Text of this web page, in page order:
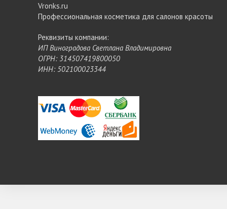
Vronks.ru
Профессиональная косметика для салонов красоты
Реквизиты компании:
ИП Виноградова Светлана Владимировна
ОГРН: 314507419800050
ИНН: 502100023344